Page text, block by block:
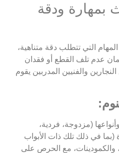
بمهارة ودقة
التي تتطلب دقة متناهية،
عدم تلف القطع أو فقدان
والفنيين المدربين يقوم
(مزدوجة، فردية،
(بما في ذلك تلك ذات الأبواب
والكمودينات، مع الحرص على